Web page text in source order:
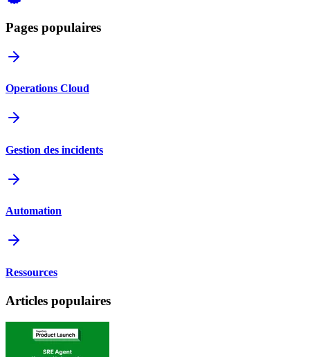
Pages populaires
Operations Cloud
Gestion des incidents
Automation
Ressources
Articles populaires